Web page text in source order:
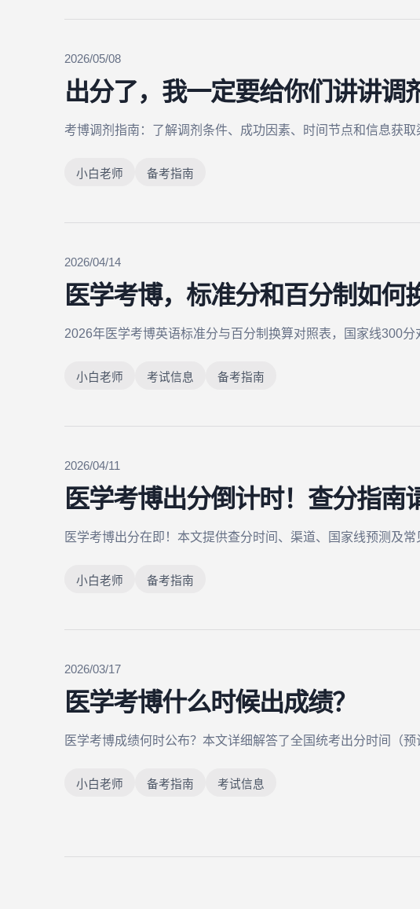
2026/05/08
出分了，我一定要给你们讲讲调
考博调剂指南：了解调剂条件、成功因素、时间节点和信息获
小白老师 备考指南
2026/04/14
医学考博，标准分和百分制如何
2026年医学考博英语标准分与百分制换算对照表，国家线300
小白老师 考试信息 备考指南
2026/04/11
医学考博出分倒计时！查分指南
医学考博出分在即！本文提供查分时间、渠道、国家线预测及
小白老师 备考指南
2026/03/17
医学考博什么时候出成绩？
医学考博成绩何时公布？本文详细解答了全国统考出分时间（
小白老师 备考指南 考试信息